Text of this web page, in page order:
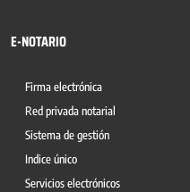
E-NOTARIO
Firma electrónica
Red privada notarial
Sistema de gestión
Indice único
Servicios electrónicos